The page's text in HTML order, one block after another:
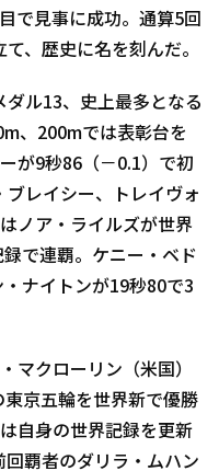
で見事に成功。通算5回
、歴史に名を刻んだ。
ル13、史上最多となる
、200mでは表彰台を
が9秒86（－0.1）で初
レイシー、トレイヴォ
ノア・ライルズが世界
で連覇。ケニー・ベド
ナイトンが19秒80で3
マクローリン（米国）
京五輪を世界新で優勝
自身の世界記録を更新
回覇者のダリラ・ムハン